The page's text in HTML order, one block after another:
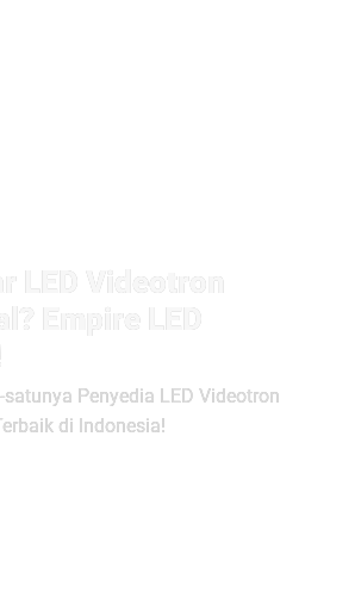
LED Videotron
Empire LED
satunya Penyedia LED Videotron
di Indonesia!